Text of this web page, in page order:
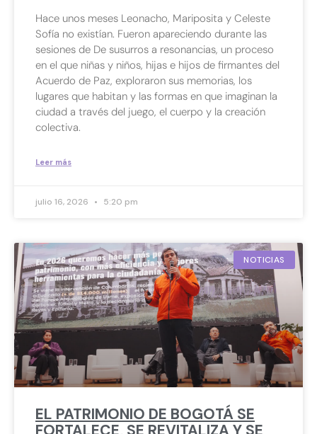
Hace unos meses Leonacho, Mariposita y Celeste
Sofía no existían. Fueron apareciendo durante las
sesiones de De susurros a resonancias, un proceso
en el que niñas y niños, hijas e hijos de firmantes del
Acuerdo de Paz, exploraron sus memorias, los
lugares que habitan y las formas en que imaginan la
ciudad a través del juego, el cuerpo y la creación
colectiva.
Leer más
julio 16, 2026 5:20 pm
NOTICIAS
EL PATRIMONIO DE BOGOTÁ SE